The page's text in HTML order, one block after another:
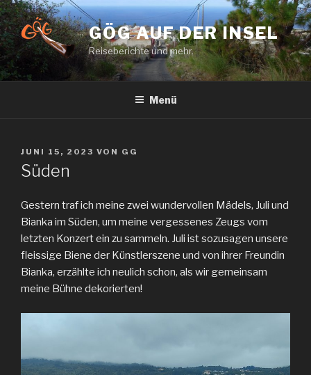
Zum
Inhalt
springen
GÖG AUF DER INSEL
Reiseberichte und mehr.
Menü
VERÖFFENTLICHT
AM
JUNI 15, 2023 VON GG
Süden
Gestern traf ich meine zwei wundervollen Mädels, Juli und
Bianka im Süden, um meine vergessenes Zeugs vom
letzten Konzert ein zu sammeln. Juli ist sozusagen unsere
fleissige Biene der Künstlerszene und von ihrer Freundin
Bianka, erzählte ich neulich schon, als wir gemeinsam
meine Bühne dekorierten!